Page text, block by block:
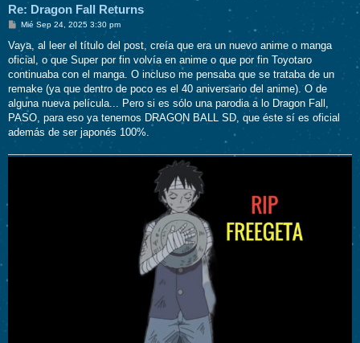
Re: Dragon Fall Returns
M
n
s
a
j
Mié Sep 24, 2025 3:30 pm
Vaya, al leer el título del post, creía que era un nuevo anime o manga
oficial, o que Super por fin volvía en anime o que por fin Toyotaro
continuaba con el manga. O incluso me pensaba que se trataba de un
remake (ya que dentro de poco es el 40 aniversario del anime). O de
alguna nueva película... Pero si es sólo una parodia a lo Dragon Fall,
PASO, para eso ya tenemos DRAGON BALL SD, que éste sí es oficial
además de ser japonés 100%.